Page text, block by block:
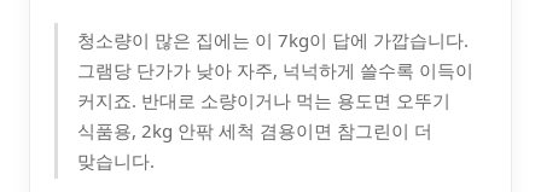
청소량이 많은 집에는 이 7kg이 답에 가깝습니다.
그램당 단가가 낮아 자주, 넉넉하게 쓸수록 이득이
커지죠. 반대로 소량이거나 먹는 용도면 오뚜기
식품용, 2kg 안팎 세척 겸용이면 참그린이 더
맞습니다.